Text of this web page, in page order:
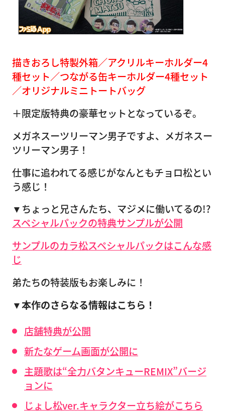
描きおろし特製外箱／アクリルキーホルダー4
種セット／つながる缶キーホルダー4種セット
／オリジナルミニトートバッグ
＋限定版特典の豪華セットとなっているぞ。
メガネスーツリーマン男子ですよ、メガネスー
ツリーマン男子！
仕事に追われてる感じがなんともチョロ松とい
う感じ！
▼ちょっと兄さんたち、マジメに働いてるの!?
スペシャルパックの特典サンプルが公開
サンプルのカラ松スペシャルパックはこんな感
じ
弟たちの特装版もお楽しみに！
▼本作のさらなる情報はこちら！
店舗特典が公開
新たなゲーム画面が公開に
主題歌は“全力バタンキューREMIX”バージ
ョンに
じょし松ver.キャラクター立ち絵がこちら